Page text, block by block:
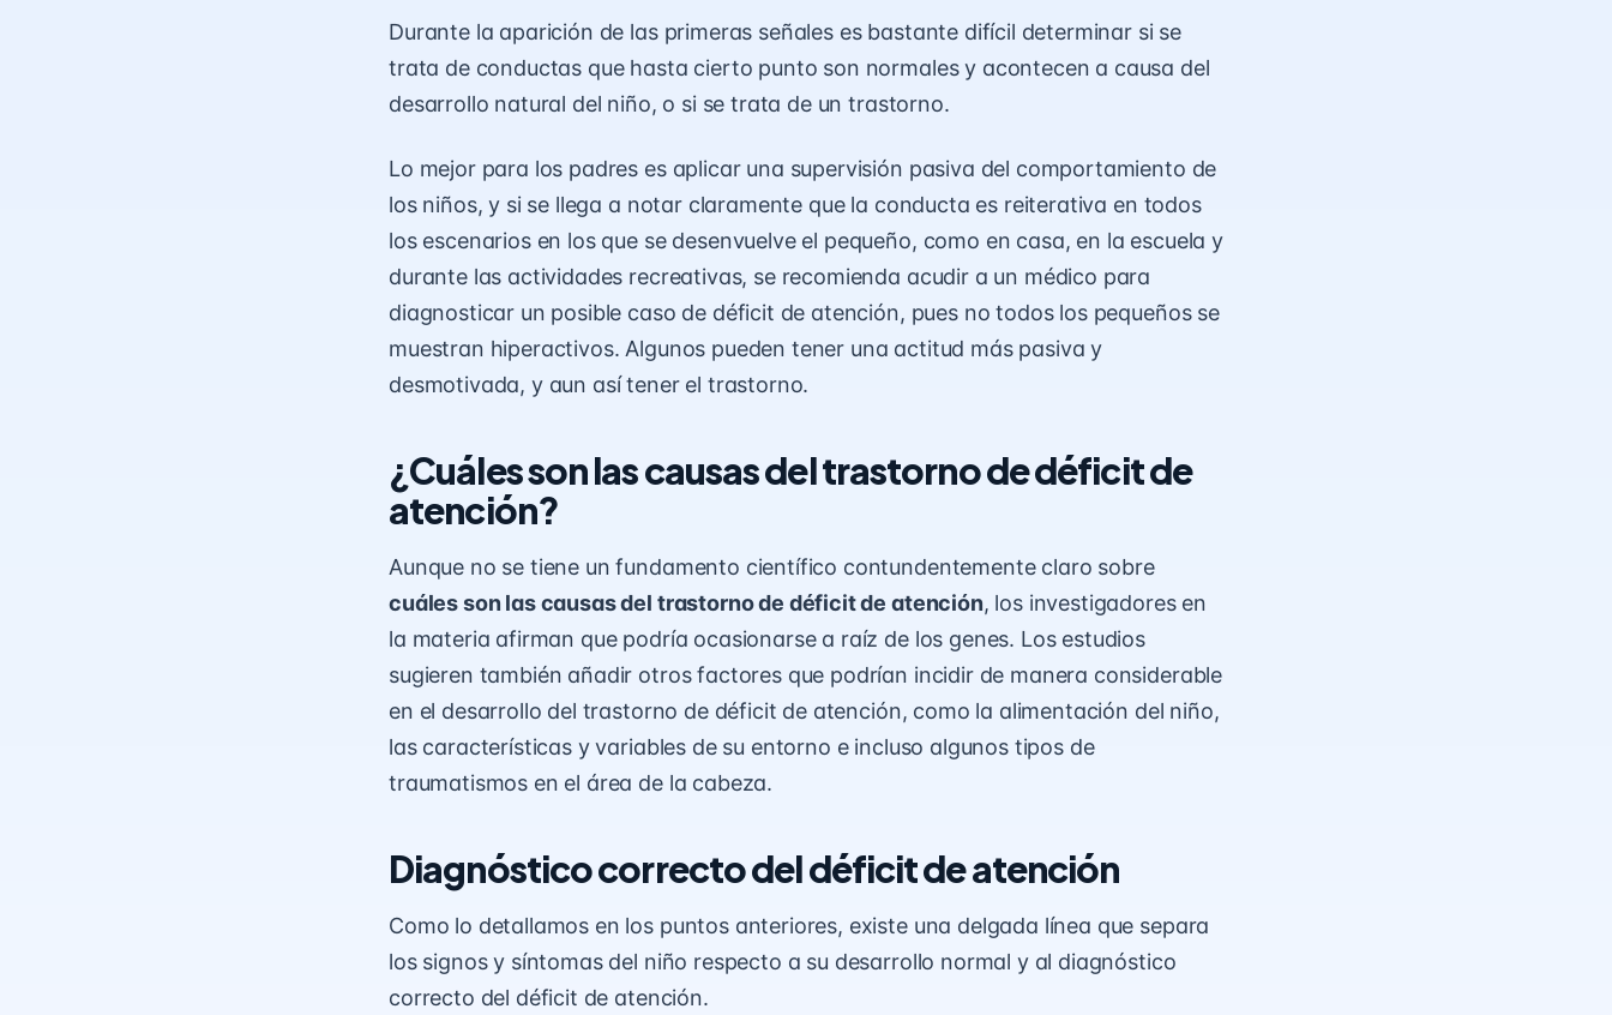
Durante la aparición de las primeras señales es bastante difícil determinar si se
trata de conductas que hasta cierto punto son normales y acontecen a causa del
desarrollo natural del niño, o si se trata de un trastorno.
Lo mejor para los padres es aplicar una supervisión pasiva del comportamiento de
los niños, y si se llega a notar claramente que la conducta es reiterativa en todos
los escenarios en los que se desenvuelve el pequeño, como en casa, en la escuela y
durante las actividades recreativas, se recomienda acudir a un médico para
diagnosticar un posible caso de déficit de atención, pues no todos los pequeños se
muestran hiperactivos. Algunos pueden tener una actitud más pasiva y
desmotivada, y aun así tener el trastorno.
¿Cuáles son las causas del trastorno de déficit de
atención?
Aunque no se tiene un fundamento científico contundentemente claro sobre
cuáles son las causas del trastorno de déficit de atención, los investigadores en
la materia afirman que podría ocasionarse a raíz de los genes. Los estudios
sugieren también añadir otros factores que podrían incidir de manera considerable
en el desarrollo del trastorno de déficit de atención, como la alimentación del niño,
las características y variables de su entorno e incluso algunos tipos de
traumatismos en el área de la cabeza.
Diagnóstico correcto del déficit de atención
Como lo detallamos en los puntos anteriores, existe una delgada línea que separa
los signos y síntomas del niño respecto a su desarrollo normal y al diagnóstico
correcto del déficit de atención.